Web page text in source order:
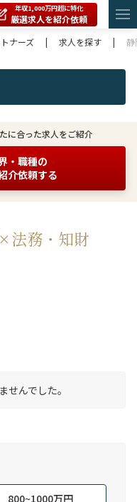
年収1,000万円超に特化
厳選求人を紹介依頼
ナーズ
| 求人を探す |
に合った求人をご紹介
・職種の
介依頼する
法務・知財
せんでした。
800~1000万円